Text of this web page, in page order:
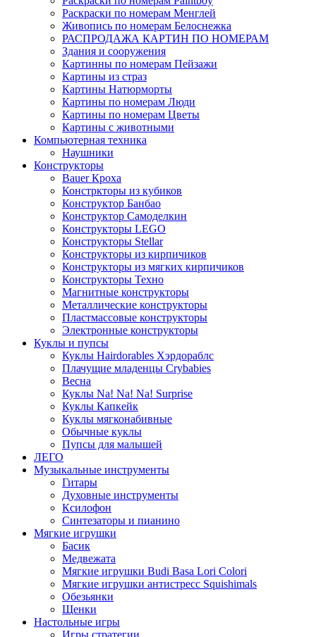
Раскраски по номерам Менглей
Живопись по номерам Белоснежка
РАСПРОДАЖА КАРТИН ПО НОМЕРАМ
Здания и сооружения
Картинны по номерам Пейзажи
Картины из страз
Картины Натюрморты
Картины по номерам Люди
Картины по номерам Цветы
Картины с животными
Компьютерная техника
Наушники
Конструкторы
Bauer Кроха
Констркторы из кубиков
Конструктор Банбао
Конструктор Самоделкин
Конструкторы LEGO
Конструкторы Stellar
Конструкторы из кирпичиков
Конструкторы из мягких кирпичиков
Конструкторы Техно
Магнитные конструкторы
Металлические конструкторы
Пластмассовые конструкторы
Электронные конструкторы
Куклы и пупсы
Куклы Hairdorables Хэрдораблс
Плачущие младенцы Crybabies
Весна
Куклы Na! Na! Na! Surprise
Куклы Капкейк
Куклы мягконабивные
Обычные куклы
Пупсы для малышей
ЛЕГО
Музыкальные инструменты
Гитары
Духовные инструменты
Ксилофон
Синтезаторы и пианино
Мягкие игрушки
Басик
Медвежата
Мягкие игрушки Budi Basa Lori Colori
Мягкие игрушки антистресс Squishimals
Обезьянки
Щенки
Настольные игры
Игры стратегии